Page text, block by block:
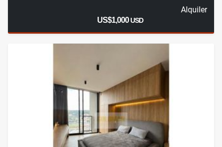
Alquiler
US$1,000USD